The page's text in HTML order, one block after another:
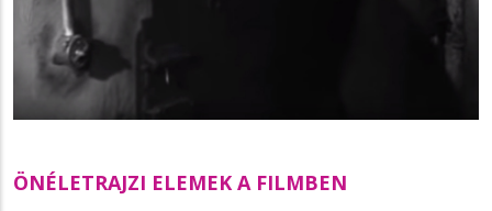
ÖNÉLETRAJZI ELEMEK A FILMBEN